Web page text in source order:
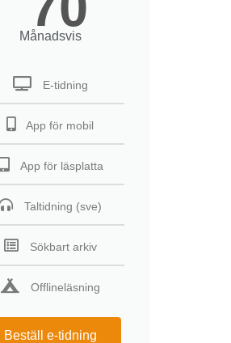
Månadsvis
E-tidning
App för mobil
App för läsplatta
Taltidning (sve)
Sökbart arkiv
Offlineläsning
Beställ e-tidning